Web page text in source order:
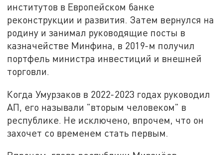
институтов в Европейском банке
реконструкции и развития. Затем вернулся на
родину и занимал руководящие посты в
казначействе Минфина, в 2019-м получил
портфель министра инвестиций и внешней
торговли.
Когда Умурзаков в 2022-2023 годах руководил
АП, его называли "вторым человеком" в
республике. Не исключено, впрочем, что он
захочет со временем стать первым.